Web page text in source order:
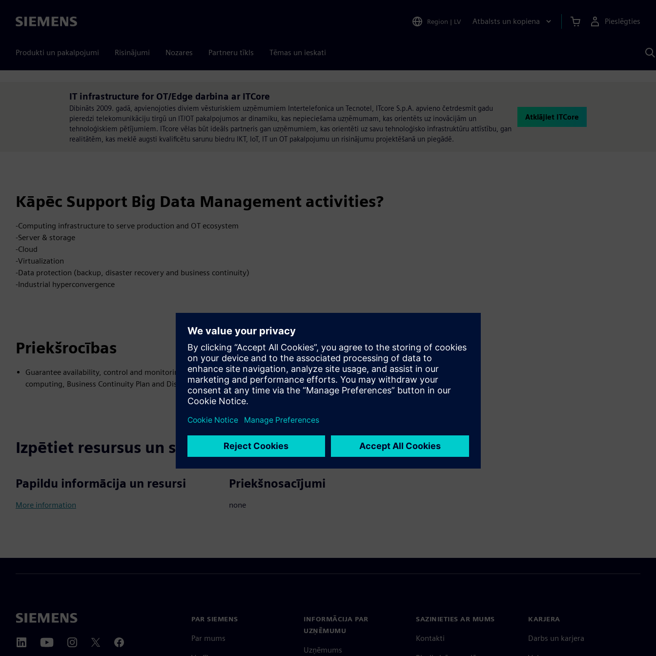
Siemens Region | LV Atbalsts un kopiena Pieslēgties
Produkti un pakalpojumi Risinājumi Nozares Partneru tīkls Tēmas un ieskati
IT infrastructure for OT/Edge darbina ar ITCore
Dibināts 2009. gadā, apvienojoties diviem vēsturiskiem uzņēmumiem Intertelefonica un Tecnotel, ITcore S.p.A. apvieno četrdesmit gadu
pieredzi telekomunikāciju tirgū un IT/OT pakalpojumos ar dinamiku, kas nepieciešama uzņēmumam, kas orientēts uz inovācijām un
tehnoloģiskiem pētījumiem. ITcore vēlas būt ideāls partneris gan uzņēmumiem, kas orientēti uz savu tehnoloģisko infrastruktūru attīstību, gan
realitātēm, kas meklē augsti kvalificētu sarunu biedru IKT, IoT, IT un OT pakalpojumu un risinājumu projektēšanā un piegādē.
Atklājiet ITCore
Kāpēc Support Big Data Management activities?
-Computing infrastructure to serve production and OT ecosystem
-Server & storage
-Cloud
-Virtualization
-Data protection (backup, disaster recovery and business continuity)
-Industrial hyperconvergence
Priekšrocības
Guarantee availability, control and monitoring of production data, historian and management views trough high
computing, Business Continuity Plan and Disaster Recovery Plan
Izpētiet resursus un saistītos produktus
Papildu informācija un resursi
More information
Priekšnosacījumi
none
PAR SIEMENS
Par mums
INFORMĀCIJA PAR
UZŅĒMUMU
Uzņēmums
SAZINIETIES AR MUMS
Kontakti
KARJERA
Darbs un karjera